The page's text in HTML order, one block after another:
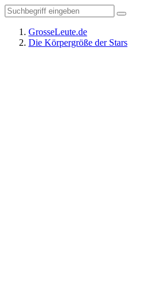
GrosseLeute.de
Die Körpergröße der Stars